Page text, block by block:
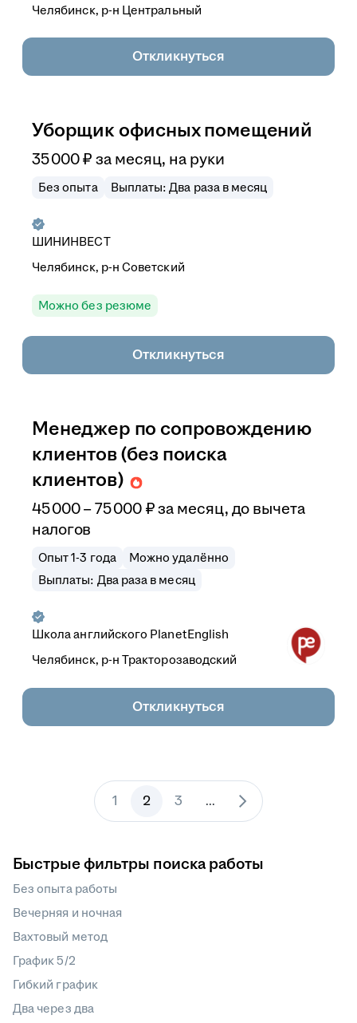
Челябинск, р-н Центральный
Откликнуться
Уборщик офисных помещений
35 000₽ за месяц, на руки
Без опыта Выплаты: Два раза в месяц
ШИНИНВЕСТ
Челябинск, р-н Советский
Можно без резюме
Откликнуться
Менеджер по сопровождению
клиентов (без поиска
клиентов)
45 000–75 000 ₽ за месяц, до вычета
налогов
Опыт 1-3 года
Можно удалённо
Выплаты: Два раза в месяц
Школа английского PlanetEnglish
Челябинск, р-н Тракторозаводский
Откликнуться
1 2 3 ...
Быстрые фильтры поиска работы
Без опыта работы
Вечерняя и ночная
Вахтовый метод
График 5/2
Гибкий график
Два через два